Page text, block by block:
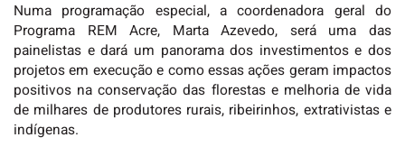
Numa programação especial, a coordenadora geral do
Programa REM Acre, Marta Azevedo, será uma das
painelistas e dará um panorama dos investimentos e dos
projetos em execução e como essas ações geram impactos
positivos na conservação das florestas e melhoria de vida
de milhares de produtores rurais, ribeirinhos, extrativistas e
indígenas.